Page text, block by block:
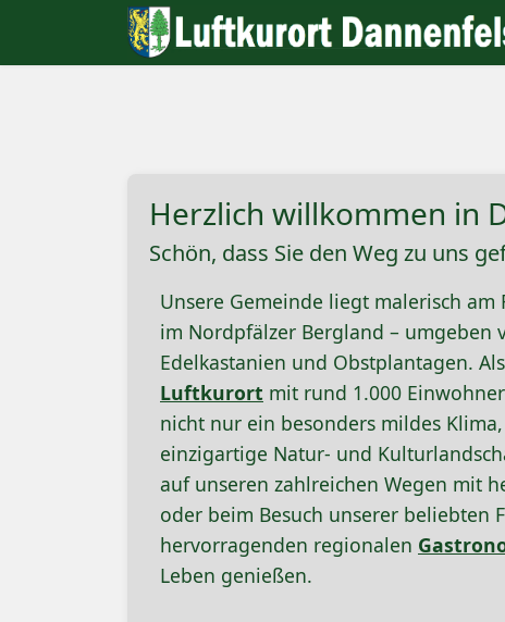
Herzlich willkommen in
Schön, dass Sie den Weg zu uns
Unsere Gemeinde liegt malerisch am
im Nordpfälzer Bergland – umgeben
Edelkastanien und Obstplantagen. Als
Luftkurort mit rund 1.000
nicht nur ein besonders mildes
einzigartige Natur- und
auf unseren zahlreichen Wegen mit
oder beim Besuch unserer beliebten
hervorragenden regionalen
Leben genießen.